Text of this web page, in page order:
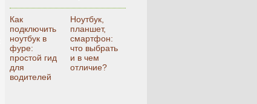
Как
подключить
ноутбук в
фуре:
простой гид
для
водителей
Ноутбук,
планшет,
смартфон:
что выбрать
и в чем
отличие?